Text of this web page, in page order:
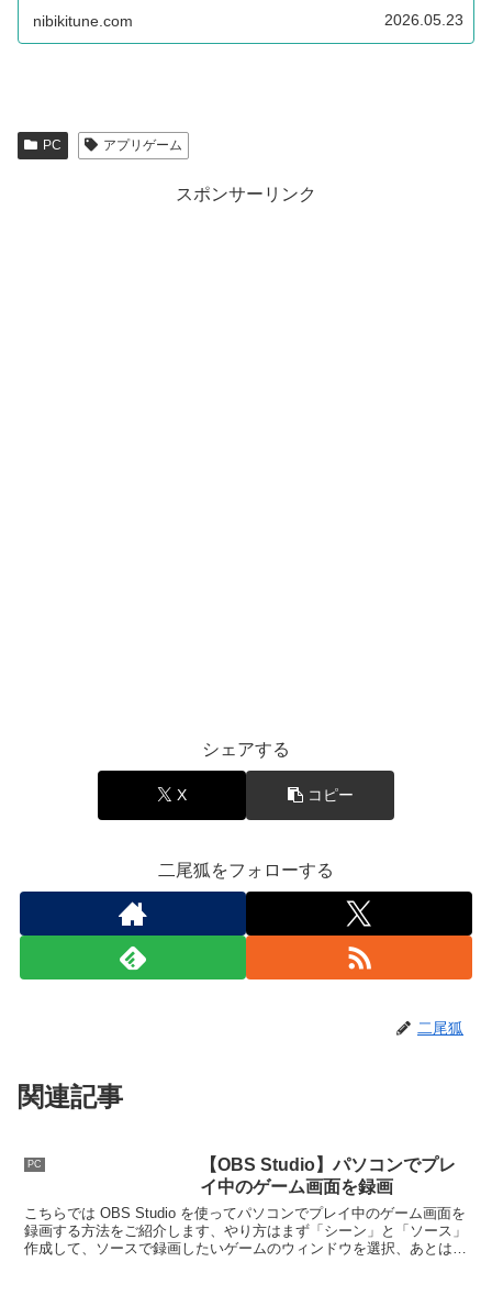
nibikitune.com 2026.05.23
PC アプリゲーム
スポンサーリンク
シェアする
X コピー
二尾狐をフォローする
二尾狐
関連記事
PC
【OBS Studio】パソコンでプレ
イ中のゲーム画面を録画
こちらでは OBS Studio を使ってパソコンでプレイ中のゲーム画面を
録画する方法をご紹介します、やり方はまず「シーン」と「ソース」
作成して、ソースで録画したいゲームのウィンドウを選択、あとは右